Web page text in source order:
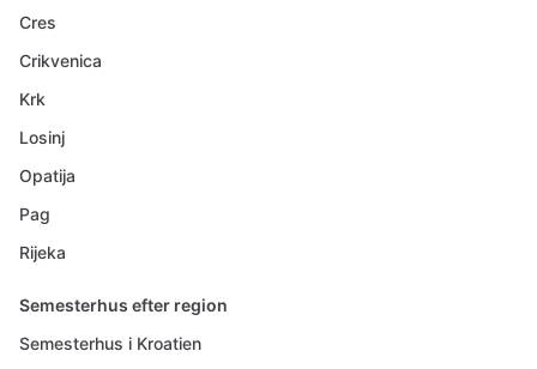
Cres
Crikvenica
Krk
Losinj
Opatija
Pag
Rijeka
Semesterhus efter region
Semesterhus i Kroatien